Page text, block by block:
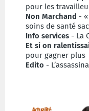
pour les
Non Marchand -
soins de santé
Info services - La
Et si on
pour gagner plus
Edito -